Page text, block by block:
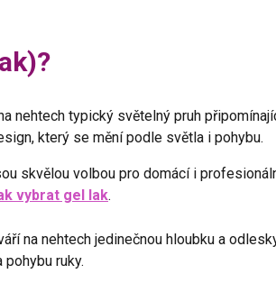
nehtech typický světelný pruh
který se mění podle světla i pohybu.
skvělou volbou pro domácí i
vybrat gel lak.
na nehtech jedinečnou hloubku a
ruky.